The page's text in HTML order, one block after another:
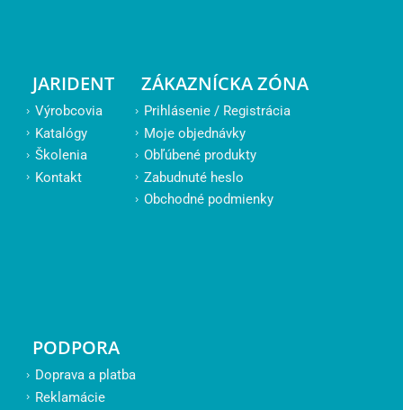
JARIDENT
Výrobcovia
Katalógy
Školenia
Kontakt
ZÁKAZNÍCKA ZÓNA
Prihlásenie / Registrácia
Moje objednávky
Obľúbené produkty
Zabudnuté heslo
Obchodné podmienky
PODPORA
Doprava a platba
Reklamácie